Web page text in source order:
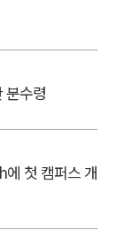
분수령
에 첫 캠퍼스 개